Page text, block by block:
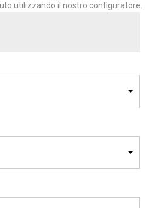
utilizzando il nostro configuratore.